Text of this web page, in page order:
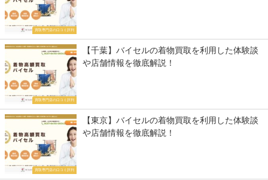
買取専門店の口コミ評判
買取専門店の口コミ評判
【千葉】バイセルの着物買取を利用した体験談
や店舗情報を徹底解説！
買取専門店の口コミ評判
【東京】バイセルの着物買取を利用した体験談
や店舗情報を徹底解説！